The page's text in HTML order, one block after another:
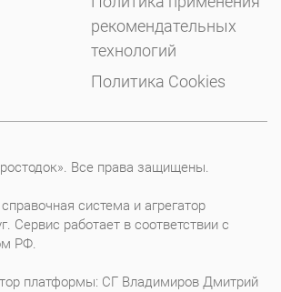
рекомендательных
технологий
Политика Cookies
Все права защищены.
система и агрегатор
Сервис работает в соответствии с
РФ.
платформы: СГ Владимиров Дмитрий